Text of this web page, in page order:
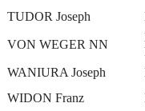
TUDOR Joseph
VON WEGER NN
WANIURA Joseph
WIDON Franz